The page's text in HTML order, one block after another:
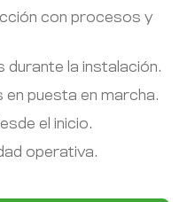
con procesos y
durante la instalación.
en puesta en marcha.
el inicio.
operativa.